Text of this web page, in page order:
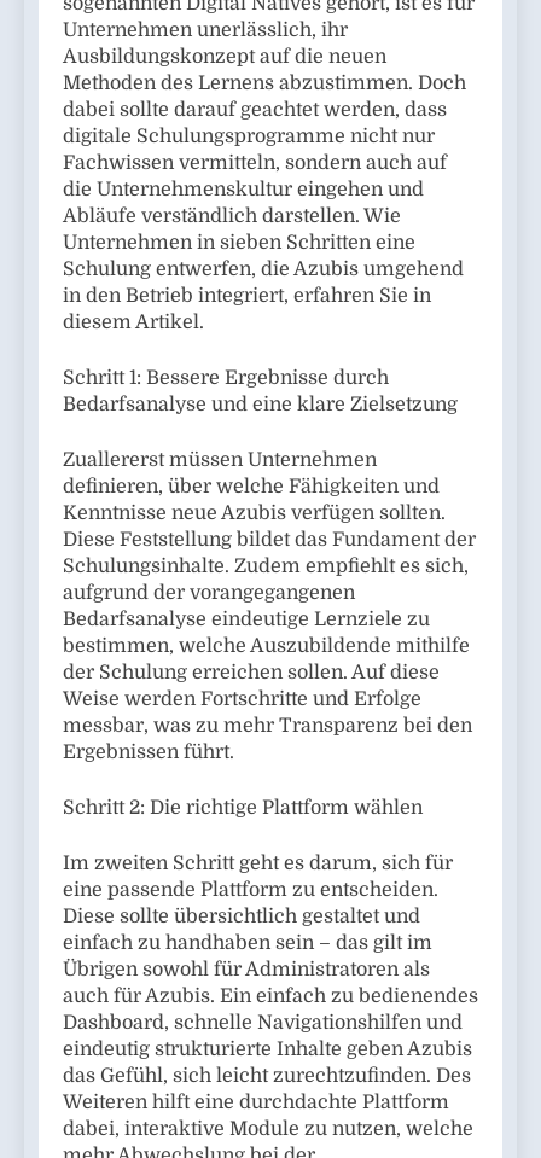
Unternehmen unerlässlich, ihr
Ausbildungskonzept auf die neuen
Methoden des Lernens abzustimmen. Doch
dabei sollte darauf geachtet werden, dass
digitale Schulungsprogramme nicht nur
Fachwissen vermitteln, sondern auch auf
die Unternehmenskultur eingehen und
Abläufe verständlich darstellen. Wie
Unternehmen in sieben Schritten eine
Schulung entwerfen, die Azubis umgehend
in den Betrieb integriert, erfahren Sie in
diesem Artikel.
Schritt 1: Bessere Ergebnisse durch
Bedarfsanalyse und eine klare Zielsetzung
Zuallererst müssen Unternehmen
definieren, über welche Fähigkeiten und
Kenntnisse neue Azubis verfügen sollten.
Diese Feststellung bildet das Fundament der
Schulungsinhalte. Zudem empfiehlt es sich,
aufgrund der vorangegangenen
Bedarfsanalyse eindeutige Lernziele zu
bestimmen, welche Auszubildende mithilfe
der Schulung erreichen sollen. Auf diese
Weise werden Fortschritte und Erfolge
messbar, was zu mehr Transparenz bei den
Ergebnissen führt.
Schritt 2: Die richtige Plattform wählen
Im zweiten Schritt geht es darum, sich für
eine passende Plattform zu entscheiden.
Diese sollte übersichtlich gestaltet und
einfach zu handhaben sein – das gilt im
Übrigen sowohl für Administratoren als
auch für Azubis. Ein einfach zu bedienendes
Dashboard, schnelle Navigationshilfen und
eindeutig strukturierte Inhalte geben Azubis
das Gefühl, sich leicht zurechtzufinden. Des
Weiteren hilft eine durchdachte Plattform
dabei, interaktive Module zu nutzen, welche